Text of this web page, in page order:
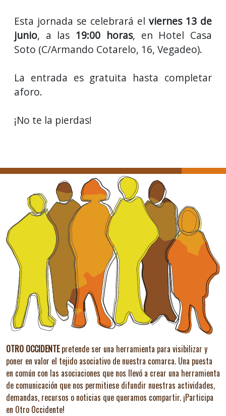
Esta jornada se celebrará el viernes 13 de
junio, a las 19:00 horas, en Hotel Casa
Soto (C/Armando Cotarelo, 16, Vegadeo).
La entrada es gratuita hasta completar
aforo.
¡No te la pierdas!
OTRO OCCIDENTEpretende ser una herramienta para visibilizar y
poner en valor el tejido asociativo de nuestra comarca. Una puesta
en común con las asociaciones que nos llevó a crear una herramienta
de comunicación que nos permitiese difundir nuestras actividades,
demandas, recursos o noticias que queramos compartir. ¡Participa
en Otro Occidente!